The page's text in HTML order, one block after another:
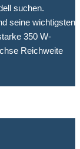
suchen.
seine wichtigsten
350 W-
Reichweite